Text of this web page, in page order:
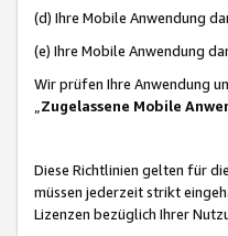
(d) Ihre Mobile Anwendung
(e) Ihre Mobile Anwendung
Wir prüfen Ihre Anwendung
„Zugelassene Mobile
Diese Richtlinien gelten für
müssen jederzeit strikt
Lizenzen bezüglich Ihrer